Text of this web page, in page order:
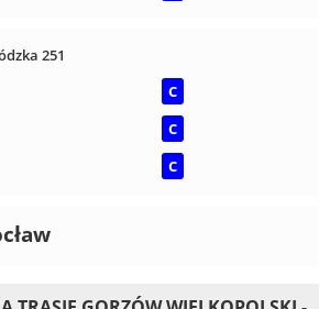
251
C
C
C